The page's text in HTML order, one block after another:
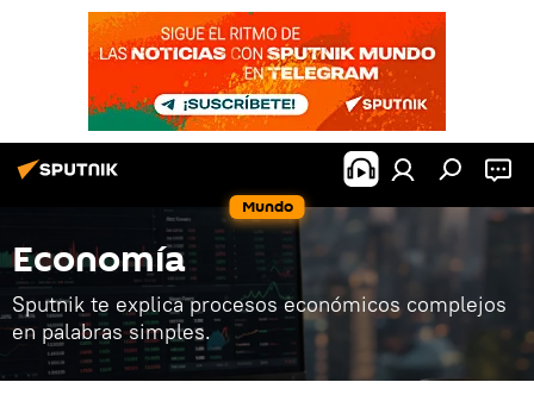
Mundo
Economía
Sputnik te explica procesos económicos complejos
en palabras simples.